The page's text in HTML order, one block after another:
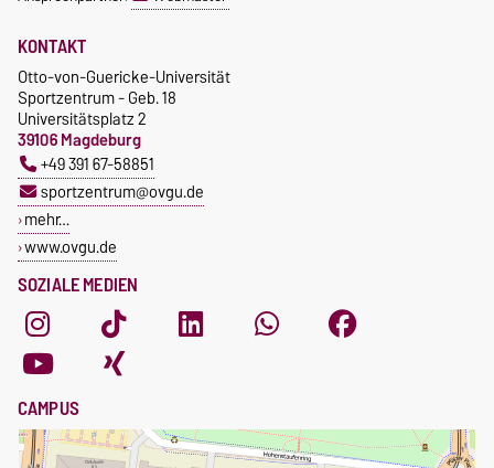
SOZIALE MEDIEN
KONTAKT
Otto-von-Guericke-Universität
Sportzentrum - Geb. 18
Universitätsplatz 2
39106 Magdeburg
+49 391 67-58851
sportzentrum@ovgu.de
mehr…
www.ovgu.de
CAMPUS